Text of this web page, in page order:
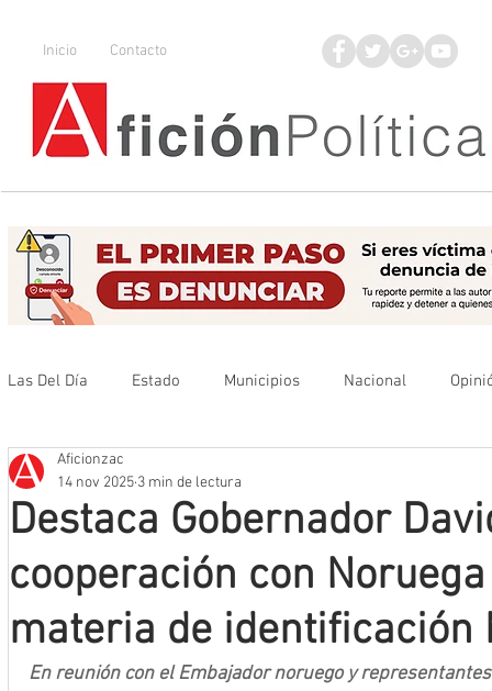
Inicio Contacto
Las Del Día Estado Municipios Nacional
Que no se olvide
Destaca Gobernador
cooperación con
materia de identificación
Aficionzac
14 nov 2025 3 min de lectura
En reunión con el Embajador noruego y